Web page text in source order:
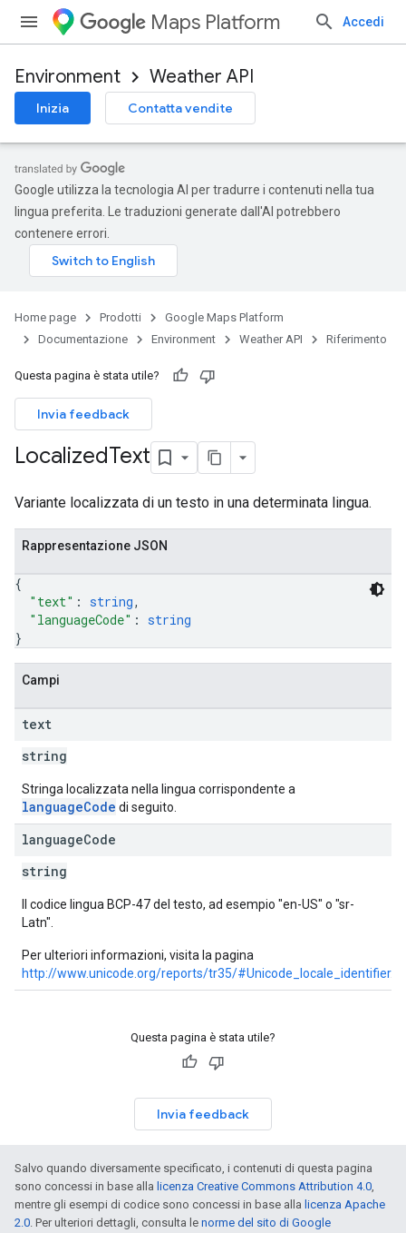
Maps Platform Accedi
Environment Weather API
Inizia Contatta vendite
Google utilizza la tecnologia AI per tradurre i contenuti nella tua
lingua preferita. Le traduzioni generate dall'AI potrebbero
contenere errori.
Home page Prodotti
Google Maps Platform
Documentazione
Environment Weather API Riferimento
Questa pagina è stata utile?
Invia feedback
LocalizedText
Variante localizzata di un testo in una determinata lingua.
Rappresentazione JSON
{
"text" : string,
"languageCode" : string
}
Campi
text
string
Stringa localizzata nella lingua corrispondente a
languageCode di seguito.
languageCode
string
Il codice lingua BCP-47 del testo, ad esempio "en-US" o "sr-
Latn".
Per ulteriori informazioni, visita la pagina
http://www.unicode.org/reports/tr35/#Unicode_locale_identifier.
Questa pagina è stata utile?
Invia feedback
Salvo quando diversamente specificato, i contenuti di questa pagina
sono concessi in base alla licenza Creative Commons Attribution 4.0,
mentre gli esempi di codice sono concessi in base alla licenza Apache
2.0. Per ulteriori dettagli, consulta le norme del sito di Google